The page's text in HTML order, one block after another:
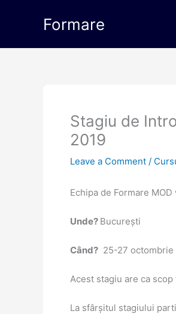
Formare
Stagiu de
2019
Leave a Comment /
Echipa de Formare
Unde? București
Când? 25-27 octombrie
Acest stagiu are ca
La sfârșitul stagiului